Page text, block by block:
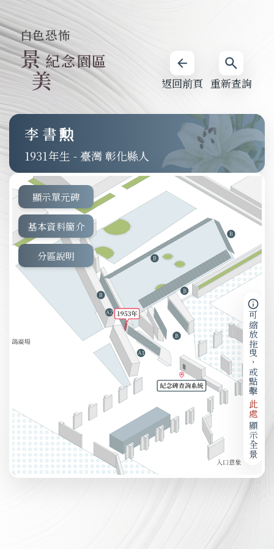
重新查詢
返回前頁
白色恐怖
景
美
紀念園區
李書勲
1931 - 臺灣 彰化縣人
顯示單元碑
基本資料簡介
分區說明
可縮放拖曳，或點擊
此處
顯示全景